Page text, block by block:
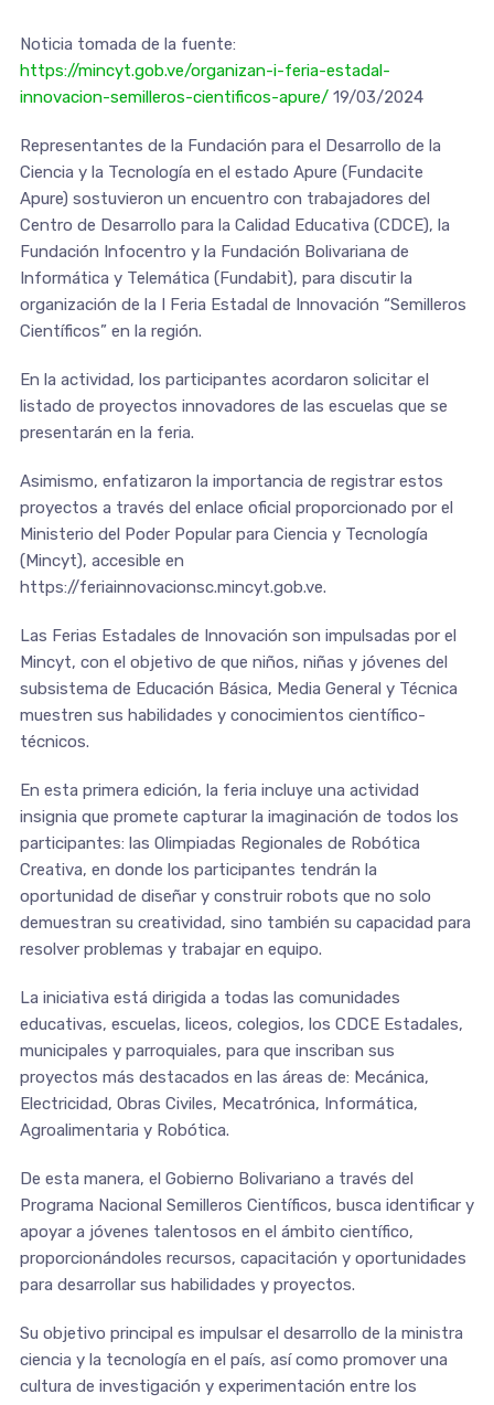
Noticia tomada de la fuente:
https://mincyt.gob.ve/organizan-i-feria-estadal-
innovacion-semilleros-cientificos-apure/19/03/2024
Representantes de la Fundación para el Desarrollo de la
Ciencia y la Tecnología en el estado Apure (Fundacite
Apure) sostuvieron un encuentro con trabajadores del
Centro de Desarrollo para la Calidad Educativa (CDCE), la
Fundación Infocentro y la Fundación Bolivariana de
Informática y Telemática (Fundabit), para discutir la
organización de la I Feria Estadal de Innovación “Semilleros
Científicos” en la región.
En la actividad, los participantes acordaron solicitar el
listado de proyectos innovadores de las escuelas que se
presentarán en la feria.
Asimismo, enfatizaron la importancia de registrar estos
proyectos a través del enlace oficial proporcionado por el
Ministerio del Poder Popular para Ciencia y Tecnología
(Mincyt), accesible en
https://feriainnovacionsc.mincyt.gob.ve.
Las Ferias Estadales de Innovación son impulsadas por el
Mincyt, con el objetivo de que niños, niñas y jóvenes del
subsistema de Educación Básica, Media General y Técnica
muestren sus habilidades y conocimientos científico-
técnicos.
En esta primera edición, la feria incluye una actividad
insignia que promete capturar la imaginación de todos los
participantes: las Olimpiadas Regionales de Robótica
Creativa, en donde los participantes tendrán la
oportunidad de diseñar y construir robots que no solo
demuestran su creatividad, sino también su capacidad para
resolver problemas y trabajar en equipo.
La iniciativa está dirigida a todas las comunidades
educativas, escuelas, liceos, colegios, los CDCE Estadales,
municipales y parroquiales, para que inscriban sus
proyectos más destacados en las áreas de: Mecánica,
Electricidad, Obras Civiles, Mecatrónica, Informática,
Agroalimentaria y Robótica.
De esta manera, el Gobierno Bolivariano a través del
Programa Nacional Semilleros Científicos, busca identificar y
apoyar a jóvenes talentosos en el ámbito científico,
proporcionándoles recursos, capacitación y oportunidades
para desarrollar sus habilidades y proyectos.
Su objetivo principal es impulsar el desarrollo de la ministra
ciencia y la tecnología en el país, así como promover una
cultura de investigación y experimentación entre los